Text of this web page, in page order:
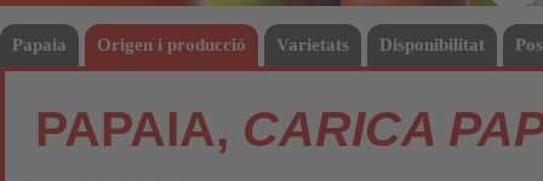
Papaia Origen i producció Varietats Disponibilitat
PAPAIA, CARICA